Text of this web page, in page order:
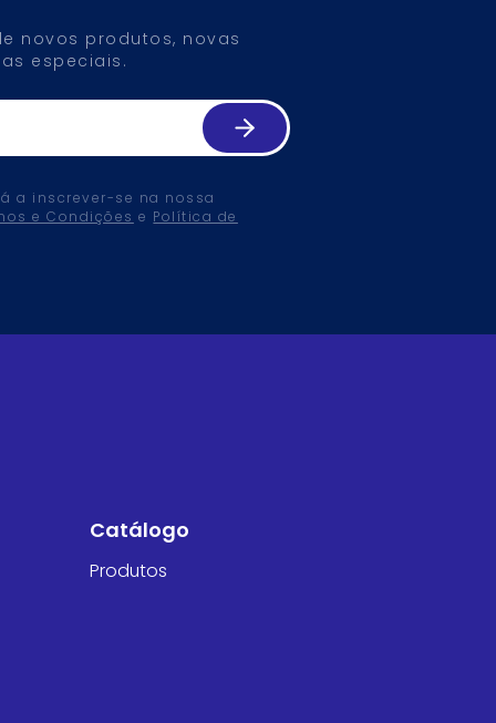
novos produtos, novas
especiais.
a inscrever-se na nossa
e Condições e Política de
Catálogo
Produtos